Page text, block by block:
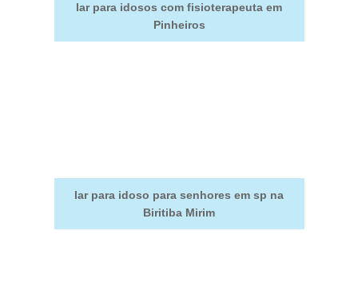
lar para idosos com fisioterapeuta em
Pinheiros
lar para idoso para senhores em sp na
Biritiba Mirim